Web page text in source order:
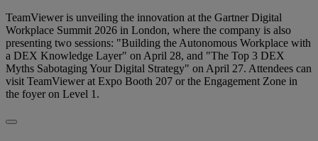
TeamViewer is unveiling the innovation at the Gartner Digital
Workplace Summit 2026 in London, where the company is also
presenting two sessions: "Building the Autonomous Workplace with
a DEX Knowledge Layer" on April 28, and "The Top 3 DEX
Myths Sabotaging Your Digital Strategy" on April 27. Attendees can
visit TeamViewer at Expo Booth 207 or the Engagement Zone in
the foyer on Level 1.